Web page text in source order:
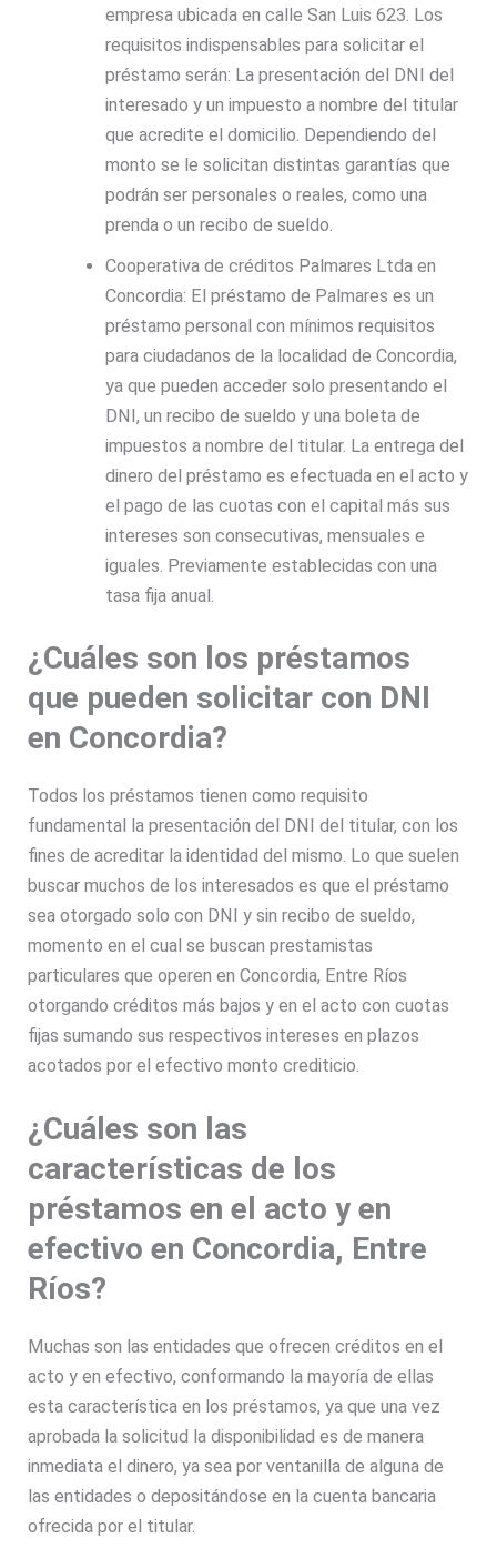
empresa ubicada en calle San Luis 623. Los
requisitos indispensables para solicitar el
préstamo serán: La presentación del DNI del
interesado y un impuesto a nombre del titular
que acredite el domicilio. Dependiendo del
monto se le solicitan distintas garantías que
podrán ser personales o reales, como una
prenda o un recibo de sueldo.
Cooperativa de créditos Palmares Ltda en
Concordia: El préstamo de Palmares es un
préstamo personal con mínimos requisitos
para ciudadanos de la localidad de Concordia,
ya que pueden acceder solo presentando el
DNI, un recibo de sueldo y una boleta de
impuestos a nombre del titular. La entrega del
dinero del préstamo es efectuada en el acto y
el pago de las cuotas con el capital más sus
intereses son consecutivas, mensuales e
iguales. Previamente establecidas con una
tasa fija anual.
¿Cuáles son los préstamos
que pueden solicitar con DNI
en Concordia?
Todos lospréstamos tienen como requisito
fundamental la presentación del DNI del titular, con los
fines de acreditar la identidad del mismo. Lo que suelen
buscar muchos de los interesados es que el préstamo
sea otorgado solo con DNIysin recibo de sueldo,
momento en el cual se buscan prestamistas
particulares que operen en Concordia, Entre Ríos
otorgando créditos más bajos y en el acto con cuotas
fijas sumando sus respectivos intereses en plazos
acotados por el efectivo monto crediticio.
¿Cuáles son las
características de los
préstamos en el acto y en
efectivo en Concordia, Entre
Ríos?
Muchas son las entidades que ofrecen créditos en el
acto y en efectivo, conformando la mayoría de ellas
esta característica en los préstamos, ya que una vez
aprobada la solicitud la disponibilidad es de manera
inmediata el dinero, ya sea por ventanilla de alguna de
las entidades o depositándose en la cuenta bancaria
ofrecida por el titular.